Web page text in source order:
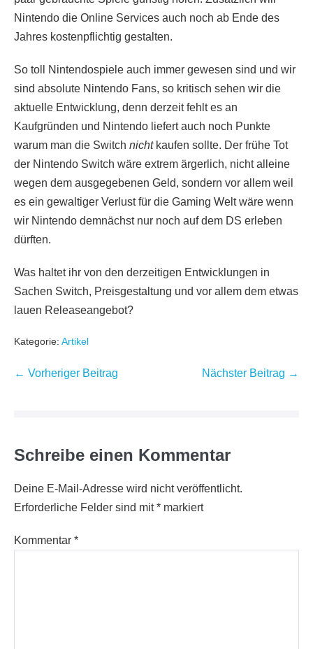
Nintendo die Online Services auch noch ab Ende des
Jahres kostenpflichtig gestalten.
So toll Nintendospiele auch immer gewesen sind und wir
sind absolute Nintendo Fans, so kritisch sehen wir die
aktuelle Entwicklung, denn derzeit fehlt es an
Kaufgründen und Nintendo liefert auch noch Punkte
warum man die Switch nichtkaufen sollte. Der frühe Tot
der Nintendo Switch wäre extrem ärgerlich, nicht alleine
wegen dem ausgegebenen Geld, sondern vor allem weil
es ein gewaltiger Verlust für die Gaming Welt wäre wenn
wir Nintendo demnächst nur noch auf dem DS erleben
dürften.
Was haltet ihr von den derzeitigen Entwicklungen in
Sachen Switch, Preisgestaltung und vor allem dem etwas
lauen Releaseangebot?
Kategorie: Artikel
Beitragsnavigation
← Vorheriger Beitrag Nächster Beitrag →
Schreibe einen Kommentar
Deine E-Mail-Adresse wird nicht veröffentlicht.
Erforderliche Felder sind mit* markiert
Kommentar *